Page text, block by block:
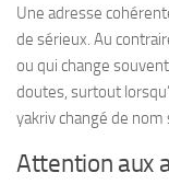
Une adresse
de sérieux. Au
ou qui change
doutes, surtout
yakriv changé de nom
Attention aux